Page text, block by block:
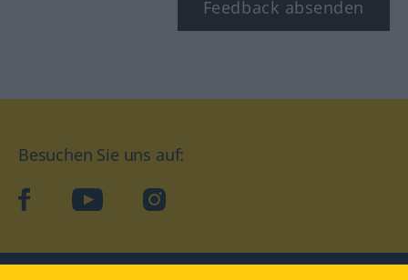
Feedback absenden
Besuchen Sie uns auf:
facebookYouTube Instagram